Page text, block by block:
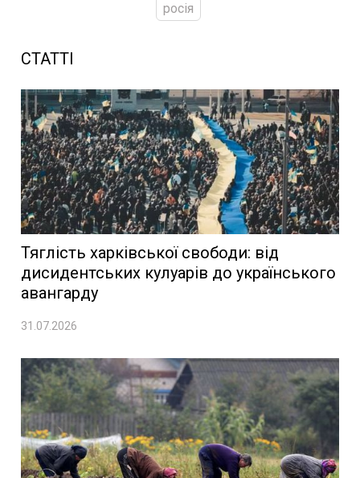
росія
СТАТТІ
Тяглість харківської свободи: від
дисидентських кулуарів до українського
авангарду
31.07.2026